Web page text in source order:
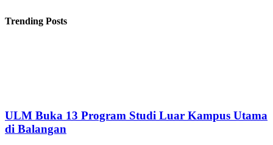
Trending Posts
ULM Buka 13 Program Studi Luar Kampus Utama
di Balangan